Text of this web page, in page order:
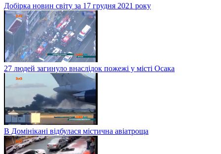
Добірка новин світу за 17 грудня 2021 року
27 людей загинуло внаслідок пожежі у місті Осака
В Домінікані відбулася містична авіатроща